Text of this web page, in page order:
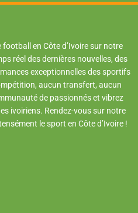
en Côte d’Ivoire sur notre
réel des dernières nouvelles, des
exceptionnelles des sportifs
aucun transfert, aucun
de passionnés et vibrez
ivoiriens. Rendez-vous sur notre
le sport en Côte d’Ivoire !